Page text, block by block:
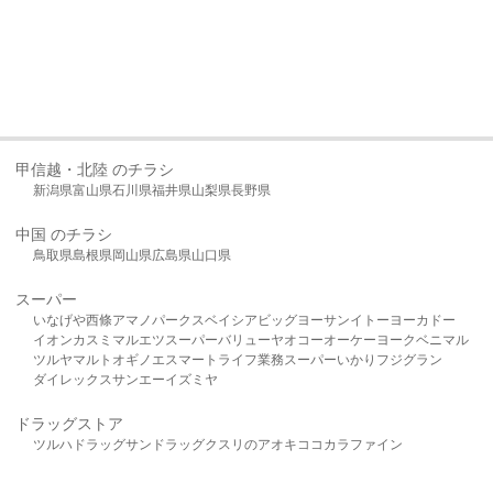
甲信越・北陸 のチラシ
新潟県富山県石川県福井県山梨県長野県
中国 のチラシ
鳥取県島根県岡山県広島県山口県
スーパー
いなげや西條アマノパークスベイシア ビッグヨーサンイトーヨーカドー
イオンカスミ マルエツスーパーバリューヤオコーオーケー ヨークベニマル
ツルヤマルト オギノ エスマート ライフ業務スーパーいかり フジグラン
ダイレックスサンエーイズミヤ
ドラッグストア
ツルハドラッグサンドラッグクスリのアオキ ココカラファイン